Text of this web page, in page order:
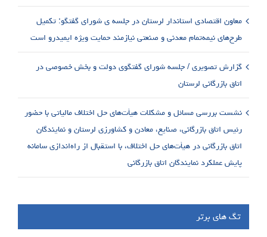
معاون اقتصادی استاندار لرستان در جلسه ی شورای گفتگو: تکمیل
طرح‌های نیمه‌تمام معدنی و صنعتی نیازمند حمایت ویژه ایمیدرو است
گزارش تصویری / جلسه شورای گفتگوی دولت و بخش خصوصی در
اتاق بازرگانی لرستان
نشست بررسی مسائل و مشکلات هیأت‌های حل اختلاف مالیاتی با حضور
رئیس اتاق بازرگانی، صنایع، معادن و کشاورزی لرستان و نمایندگان
اتاق بازرگانی در هیأت‌های حل اختلاف، با استقبال از راه‌اندازی سامانه
پایش عملکرد نمایندگان اتاق بازرگانی
تگ های برتر